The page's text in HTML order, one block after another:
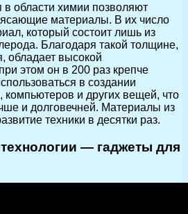
области химии позволяют
материалы. В их число
который состоит лишь из
Благодаря такой толщине,
обладает высокой
этом он в 200 раз крепче
в создании
компьютеров и других вещей, что
и долговечней. Материалы из
техники в десятки раз.
— гаджеты для